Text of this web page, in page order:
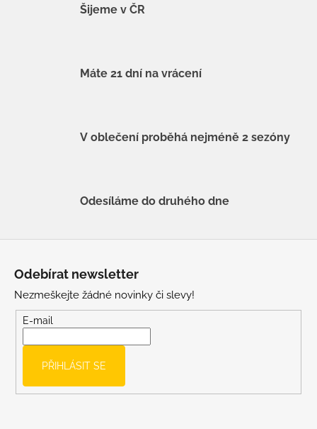
Šijeme v ČR
Máte 21 dní na vrácení
V oblečení proběhá nejméně 2 sezóny
Odesíláme do druhého dne
Odebírat newsletter
Nezmeškejte žádné novinky či slevy!
E-mail
PŘIHLÁSIT SE